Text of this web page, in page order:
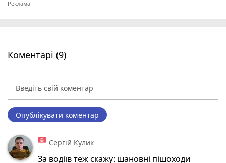
Коментарі (9)
Опублікувати коментар
Сергій Кулик
За водіїв теж скажу: шановні пішоходи